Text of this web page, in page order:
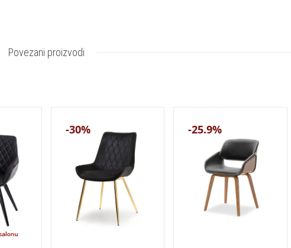
Povezani proizvodi
-30% -25.9%